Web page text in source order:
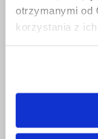
otrzymanymi od
korzystania z ich